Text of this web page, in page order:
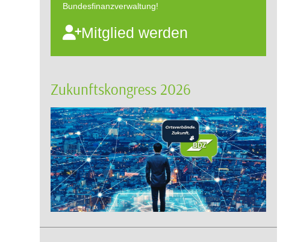
Bundesfinanzverwaltung!
Mitglied werden
Zukunftskongress 2026